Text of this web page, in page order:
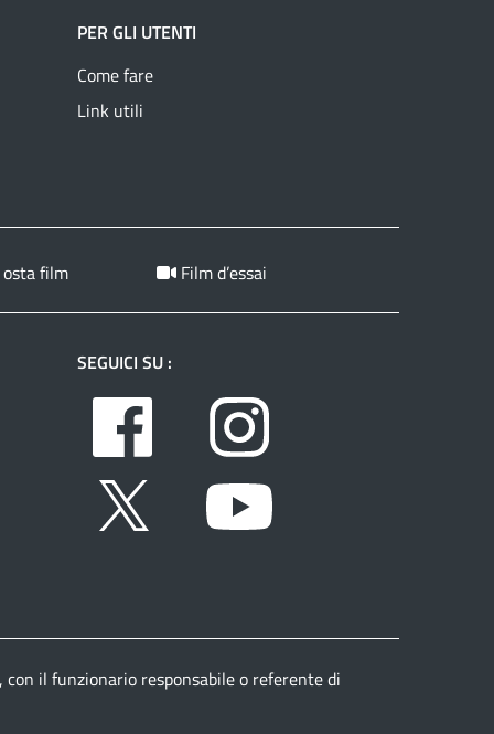
PER GLI UTENTI
Come fare
Link utili
film Film d’essai
SEGUICI SU :
Facebook
Twitter
il funzionario responsabile o referente di